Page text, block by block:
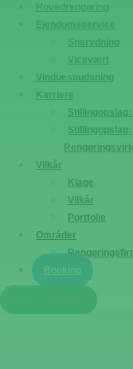
Hovedrengøring
Ejendomsservice
Snerydning
Vicevært
Vinduespudsning
Karriere
Vilkår
Klage
Vilkår
Portfolie
Områder
Booking